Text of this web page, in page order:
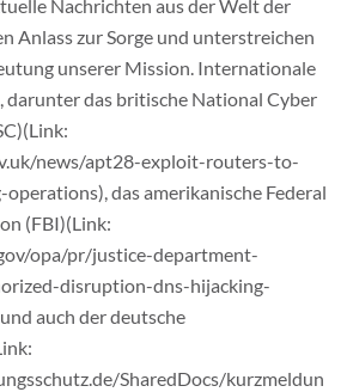
Nachrichten aus der Welt der
Anlass zur Sorge und unterstreichen
unserer Mission. Internationale
darunter das britische National Cyber
news/apt28-exploit-routers-to-
das amerikanische Federal
(FBI)(Link:
opa/pr/justice-department-
disruption-dns-hijacking-
auch der deutsche
SharedDocs/kurzmeldun